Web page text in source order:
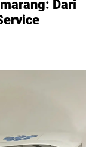
Dari